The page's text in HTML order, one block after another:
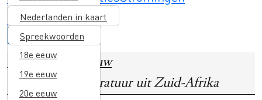
Nederlanden in kaart
16e eeuw
Spreekwoorden
17e eeuw
18e eeuw
19e eeuw
20e eeuw
Lesmateriaal
Home
17e eeuw
Koloniale literatuur uit Zuid-Afrika